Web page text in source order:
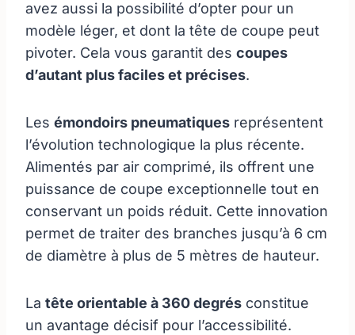
avez aussi la possibilité d’opter pour un
modèle léger, et dont la tête de coupe peut
pivoter. Cela vous garantit des coupes
d’autant plus faciles et précises.
Les émondoirs pneumatiques représentent
l’évolution technologique la plus récente.
Alimentés par air comprimé, ils offrent une
puissance de coupe exceptionnelle tout en
conservant un poids réduit. Cette innovation
permet de traiter des branches jusqu’à 6 cm
de diamètre à plus de 5 mètres de hauteur.
La tête orientable à 360 degrés constitue
un avantage décisif pour l’accessibilité.